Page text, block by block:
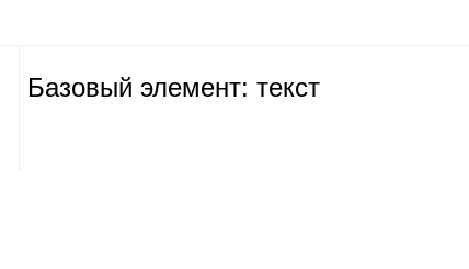
Базовый элемент: текст